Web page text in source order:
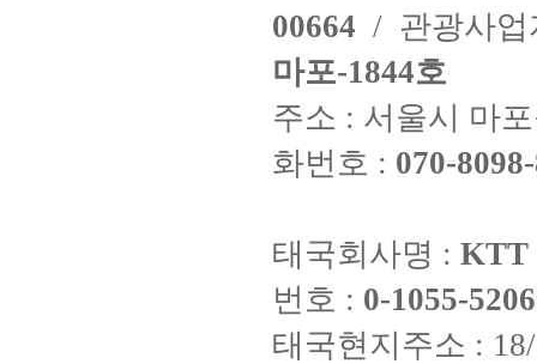
00664 / 관광사
마포-1844호
주소 : 서울시 마
화번호 : 070-
태국회사명 : KTT
번호 : 0-1055-
태국현지주소 :